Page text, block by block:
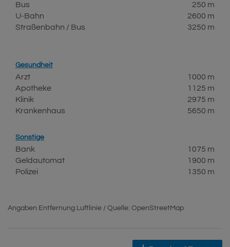
Bus
250 m
U-Bahn
2600 m
Straßenbahn / Bus
3250 m
Gesundheit
Arzt
1000 m
Apotheke
1125 m
Klinik
2975 m
Krankenhaus
5650 m
Sonstige
Bank
1075 m
Geldautomat
1900 m
Polizei
1350 m
Angaben Entfernung Luftlinie / Quelle: OpenStreetMap